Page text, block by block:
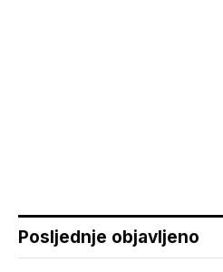
Posljednje objavljeno